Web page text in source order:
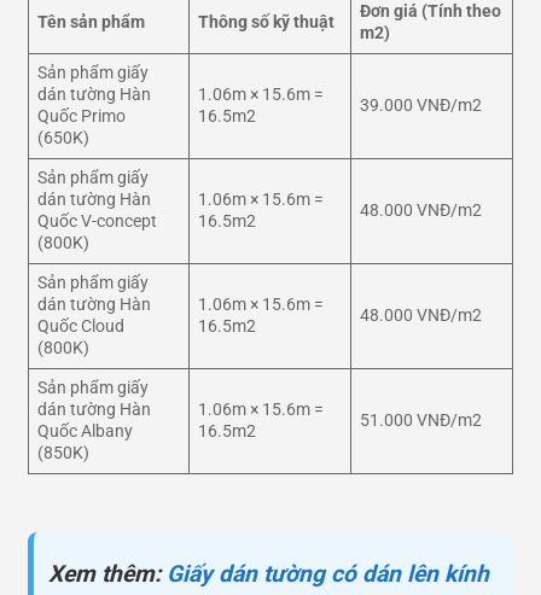
Tên sản phẩm Thông số kỹ thuật
Đơn giá (Tính theo
m2)
Sản phẩm giấy
dán tường Hàn
Quốc Primo
(650K)
1.06m × 15.6m =
16.5m2
39.000 VNĐ/m2
Sản phẩm giấy
dán tường Hàn
Quốc V-concept
(800K)
1.06m × 15.6m =
16.5m2
48.000 VNĐ/m2
Sản phẩm giấy
dán tường Hàn
Quốc Cloud
(800K)
1.06m × 15.6m =
16.5m2
48.000 VNĐ/m2
Sản phẩm giấy
dán tường Hàn
Quốc Albany
(850K)
1.06m × 15.6m =
16.5m2
51.000 VNĐ/m2
Xem thêm: Giấy dán tường có dán lên kính